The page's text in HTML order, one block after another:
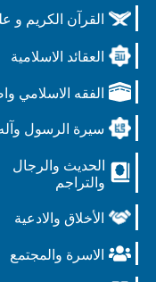
القرآن الكريم و
العقائد الاسلامية
الفقه الاسلامي
سيرة الرسول
الحديث والرجال
والتراجم
الأخلاق والادعية
الاسرة والمجتمع